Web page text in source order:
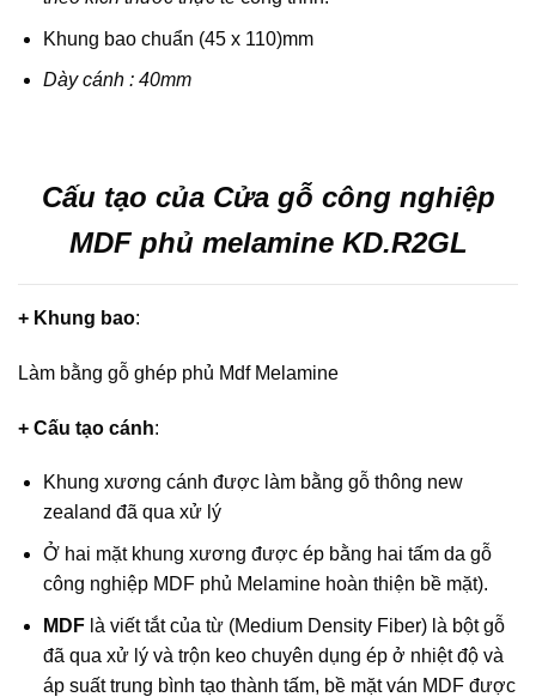
Khung bao chuẩn (45 x 110)mm
Dày cánh : 40mm
Cấu tạo của Cửa gỗ công nghiệp
MDF phủ melamine KD.R2GL
+ Khung bao:
Làm bằng gỗ ghép phủ Mdf Melamine
+ Cấu tạo cánh:
Khung xương cánh được làm bằng gỗ thông new
zealand đã qua xử lý
Ở hai mặt khung xương được ép bằng hai tấm da gỗ
công nghiệp MDF phủ Melamine hoàn thiện bề mặt).
MDFlà viết tắt của từ (Medium Density Fiber) là bột gỗ
đã qua xử lý và trộn keo chuyên dụng ép ở nhiệt độ và
áp suất trung bình tạo thành tấm, bề mặt ván MDF được